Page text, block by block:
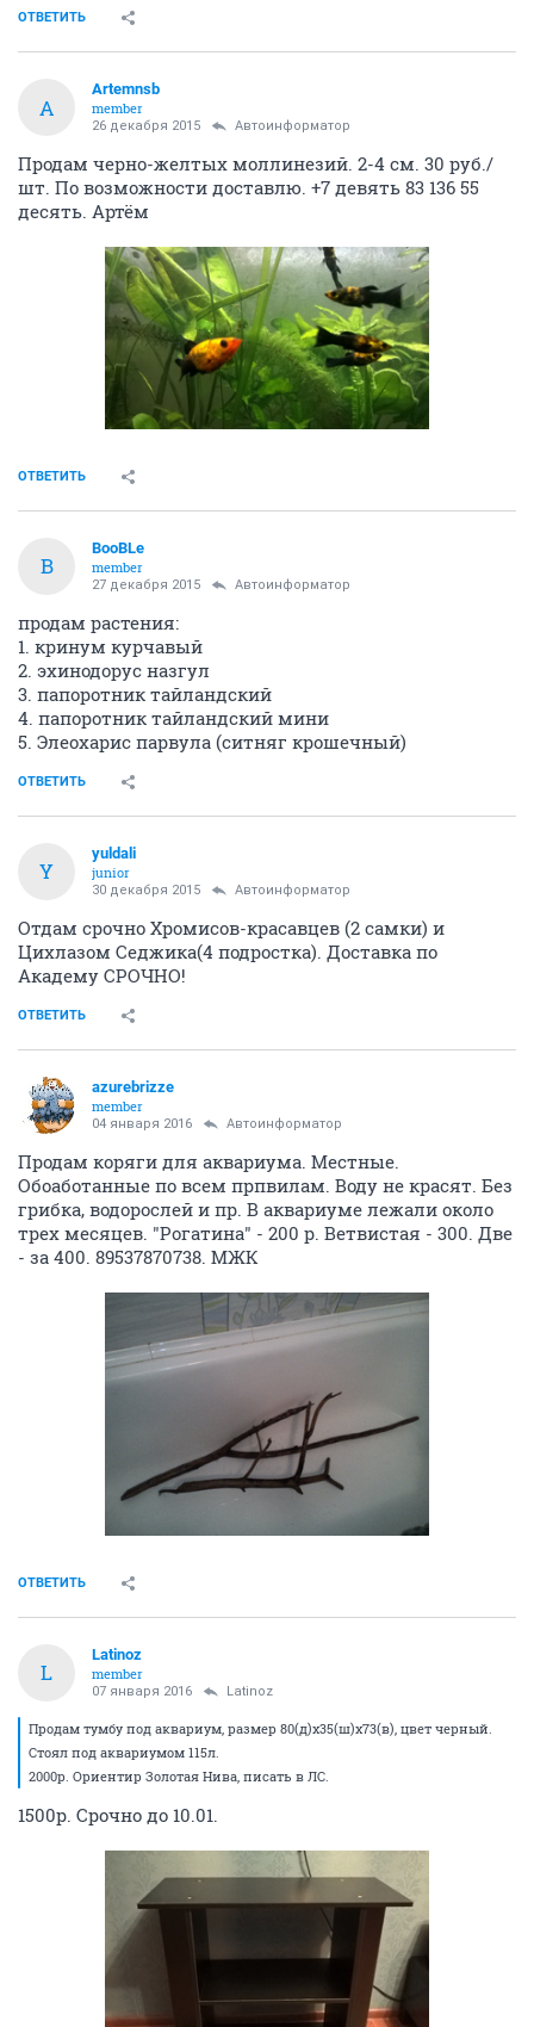
ОТВЕТИТЬ
A
Artemnsb
member
26 декабря 2015 Автоинформатор
Продам черно-желтых моллинезий. 2-4 см. 30 руб./
шт. По возможности доставлю. +7 девять 83 136 55
десять. Артём
ОТВЕТИТЬ
B
BooBLe
member
27 декабря 2015 Автоинформатор
продам растения:
1. кринум курчавый
2. эхинодорус назгул
3. папоротник тайландский
4. папоротник тайландский мини
5. Элеохарис парвула (ситняг крошечный)
ОТВЕТИТЬ
Y
yuldali
junior
30 декабря 2015 Автоинформатор
Отдам срочно Хромисов-красавцев (2 самки) и
Цихлазом Седжика(4 подростка). Доставка по
Академу СРОЧНО!
ОТВЕТИТЬ
azurebrizze
member
04 января 2016 Автоинформатор
Продам коряги для аквариума. Местные.
Обоаботанные по всем прпвилам. Воду не красят. Без
грибка, водорослей и пр. В аквариуме лежали около
трех месяцев. "Рогатина" - 200 р. Ветвистая - 300. Две
- за 400. 89537870738. МЖК
ОТВЕТИТЬ
L
Latinoz
member
07 января 2016 Latinoz
Продам тумбу под аквариум, размер 80(д)x35(ш)x73(в), цвет черный.
Стоял под аквариумом 115л.
2000р. Ориентир Золотая Нива, писать в ЛС.
1500р. Срочно до 10.01.